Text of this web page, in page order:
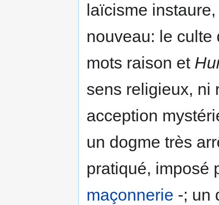
laïcisme
nouveau: le culte
mots raison et
sens religieux, ni
acception
un dogme très
pratiqué, imposé
maçonnerie -; un